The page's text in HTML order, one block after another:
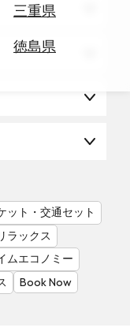
三重県
徳島県
ット・交通セット
ラックス
ムエコノミー
Book Now